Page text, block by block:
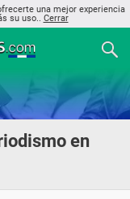
una mejor experiencia
su uso.. Cerrar
en